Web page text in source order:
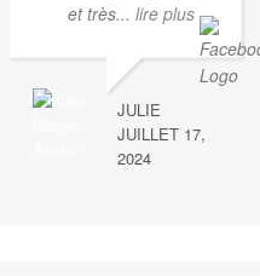
et très... lire plus
JULIE
JUILLET 17,
2024